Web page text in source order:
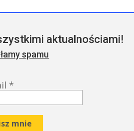
aktualnościami!
spamu
*